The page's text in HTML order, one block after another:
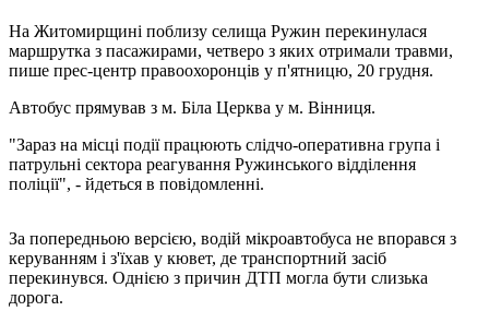
На Житомирщині поблизу селища Ружин перекинулася
маршрутка з пасажирами, четверо з яких отримали травми,
пише прес-центр правоохоронців у п'ятницю, 20 грудня.
Автобус прямував з м. Біла Церква у м. Вінниця.
"Зараз на місці події працюють слідчо-оперативна група і
патрульні сектора реагування Ружинського відділення
поліції", - йдеться в повідомленні.
За попередньою версією, водій мікроавтобуса не впорався з
керуванням і з'їхав у кювет, де транспортний засіб
перекинувся. Однією з причин ДТП могла бути слизька
дорога.